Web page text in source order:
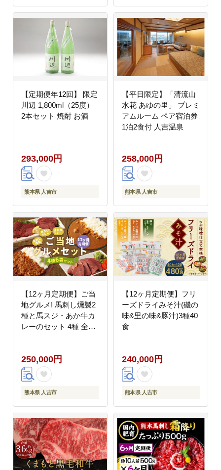
【定期便年12回】 限定
川辺 1,800ml（25度）
2本セット 焼酎 お酒
293,000円
熊本県 人吉市
【平日限定】「清流山
水花 あゆの里」 プレミ
アムルーム ペア宿泊券
1泊2食付 人吉温泉
258,000円
熊本県 人吉市
【12ヶ月定期便】ご当
地グルメ! 馬刺し燻製2
種と馬スジ・あか牛カ
レーのセット 4種 全6
250,000円
熊本県 人吉市
【12ヶ月定期便】フリ
ーズドライみそ汁(磯の
味&里の味&豚汁)3種40
食
240,000円
熊本県 人吉市